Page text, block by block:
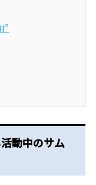
動中のサム